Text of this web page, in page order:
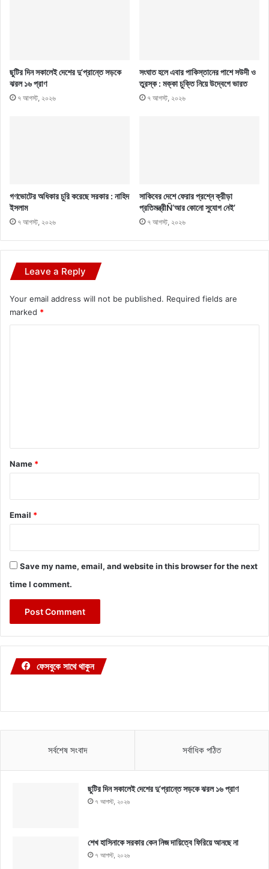
ছুটির দিন সকালেই দেশের দু’প্রান্তে সড়কে
ঝরল ১৬ প্রাণ
৭ আগস্ট, ২০২৬
সংঘাত হলে এবার পাকিস্তানের পাশে সউদী ও
তুরস্ক : মক্কা চুক্তি নিয়ে উদ্বেগে ভারত
৭ আগস্ট, ২০২৬
গণভোটের অধিকার চুরি করেছে সরকার : নাহিদ
ইসলাম
৭ আগস্ট, ২০২৬
সাকিবের দেশে ফেরার প্রশ্নে ক্রীড়া
প্রতিমন্ত্রীÑ‘আর কোনো সুযোগ নেই’
৭ আগস্ট, ২০২৬
Leave a Reply
Your email address will not be published. Required fields are
marked *
*
Name *
Email *
Save my name, email, and website in this browser for the next
time I comment.
ফেসবুকে সাথে থাকুন
সর্বশেষ সংবাদ সর্বাধিক পঠিত
ছুটির দিন সকালেই দেশের দু’প্রান্তে সড়কে ঝরল ১৬ প্রাণ
৭ আগস্ট, ২০২৬
শেখ হাসিনাকে সরকার কেন নিজ দায়িত্বে ফিরিয়ে আনছে না
৭ আগস্ট, ২০২৬